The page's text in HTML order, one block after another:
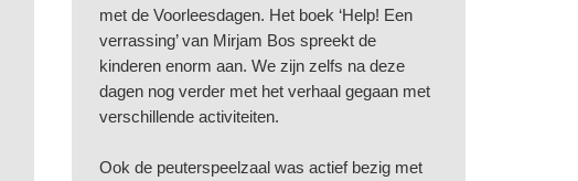
met de Voorleesdagen. Het boek ‘Help! Een
verrassing’ van Mirjam Bos spreekt de
kinderen enorm aan. We zijn zelfs na deze
dagen nog verder met het verhaal gegaan met
verschillende activiteiten.
Ook de peuterspeelzaal was actief bezig met